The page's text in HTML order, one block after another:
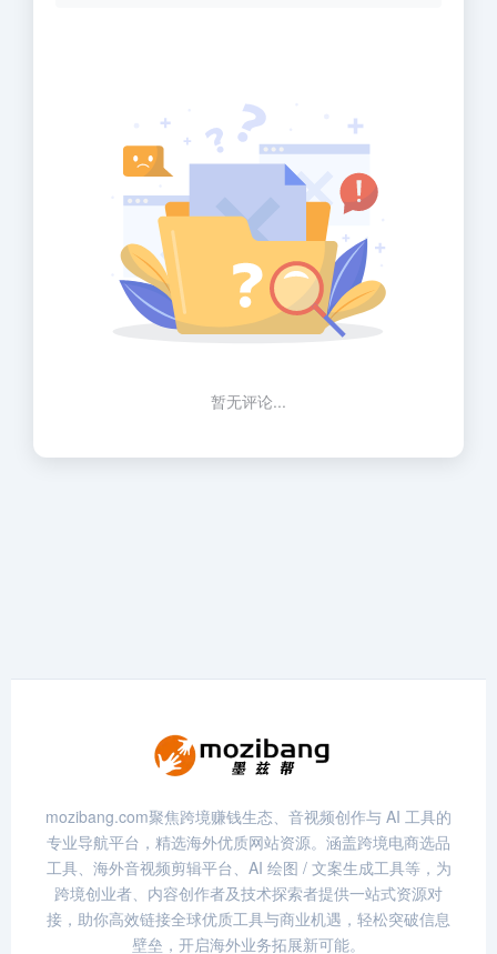
暂无评论...
mozibang.com聚焦跨境赚钱生态、音视频创作与 AI 工具的
专业导航平台，精选海外优质网站资源。涵盖跨境电商选品
工具、海外音视频剪辑平台、AI 绘图 / 文案生成工具等，为
跨境创业者、内容创作者及技术探索者提供一站式资源对
接，助你高效链接全球优质工具与商业机遇，轻松突破信息
壁垒，开启海外业务拓展新可能。